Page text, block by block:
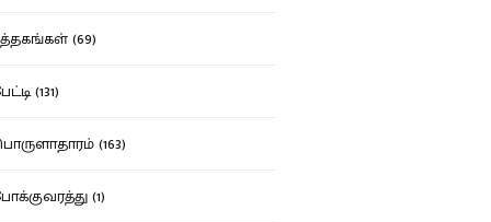
(69)
(131)
(163)
(1)